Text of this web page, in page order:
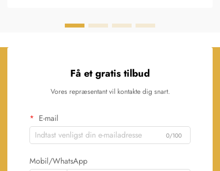
Få et gratis tilbud
Vores repræsentant vil kontakte dig snart.
E-mail
0/100
Mobil/WhatsApp